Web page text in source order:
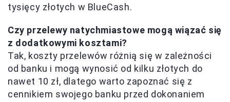
tysięcy złotych w BlueCash.
Czy przelewy natychmiastowe mogą wiązać się
z dodatkowymi kosztami?
Tak, koszty przelewów różnią się w zależności
od banku i mogą wynosić od kilku złotych do
nawet 10 zł, dlatego warto zapoznać się z
cennikiem swojego banku przed dokonaniem